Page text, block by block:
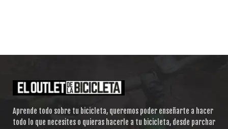
Aprende todo sobre tu bicicleta, queremos poder enseñarte a hacer
todo lo que necesites o quieras hacerle a tu bicicleta, desde parchar